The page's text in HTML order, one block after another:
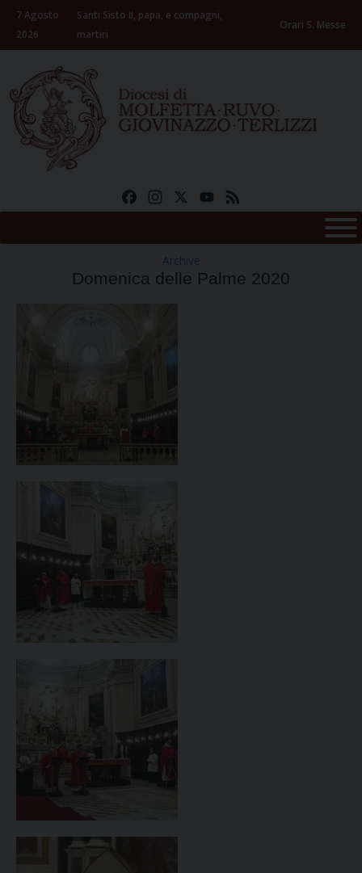
Skip
content
7 Agosto
2026
Santi Sisto II, papa, e compagni,
martiri
Orari S. Messe
FacebookInstagramYouTube
Archive
Domenica delle Palme 2020